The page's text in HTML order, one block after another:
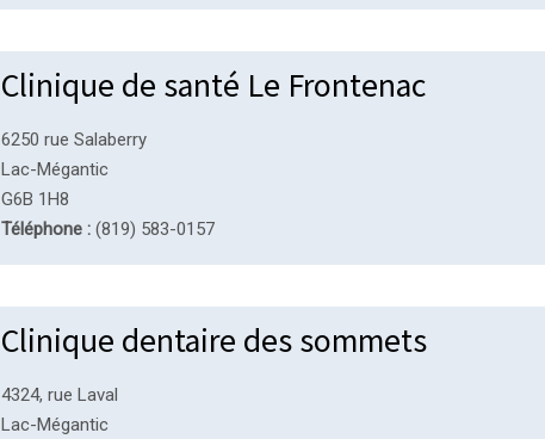
Clinique de santé Le Frontenac
6250 rue Salaberry
Lac-Mégantic
G6B 1H8
Téléphone : (819) 583-0157
Clinique dentaire des sommets
4324, rue Laval
Lac-Mégantic